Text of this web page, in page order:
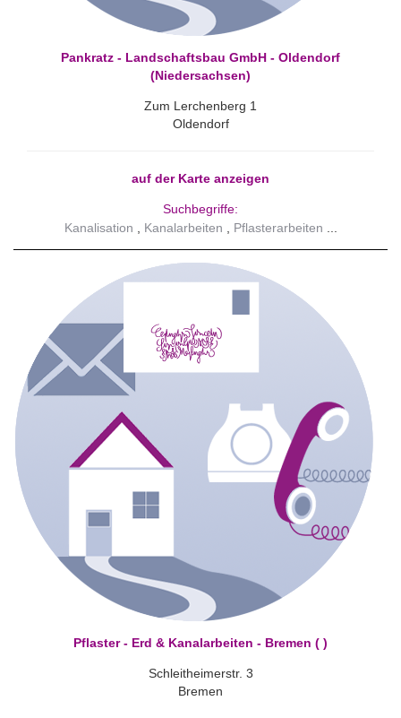
Pankratz - Landschaftsbau GmbH - Oldendorf
(Niedersachsen)
Zum Lerchenberg 1
Oldendorf
auf der Karte anzeigen
Suchbegriffe:
Kanalisation
Kanalarbeiten Pflasterarbeiten
Pflaster - Erd & Kanalarbeiten - Bremen ( )
Schleitheimerstr. 3
Bremen